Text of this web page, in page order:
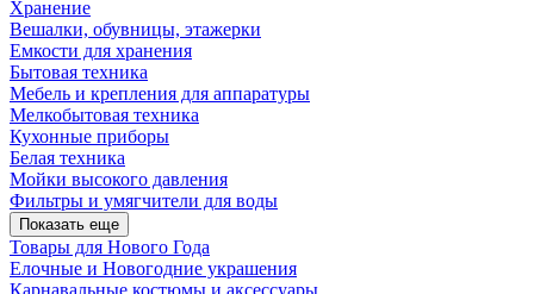
Хранение
Вешалки, обувницы, этажерки
Емкости для хранения
Бытовая техника
Мебель и крепления для аппаратуры
Мелкобытовая техника
Кухонные приборы
Белая техника
Мойки высокого давления
Фильтры и умягчители для воды
Показать еще
Товары для Нового Года
Елочные и Новогодние украшения
Карнавальные костюмы и аксессуары